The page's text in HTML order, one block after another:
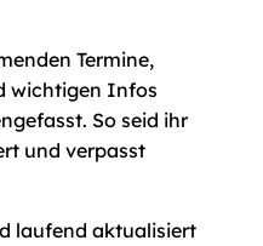
Termine,
wichtigen Infos
So seid ihr
und verpasst
laufend aktualisiert